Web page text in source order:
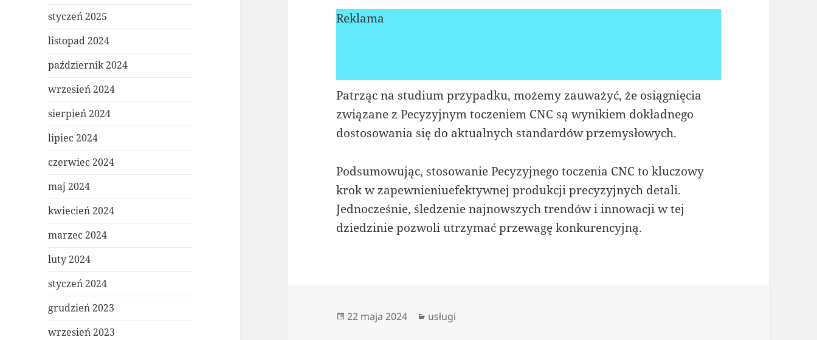
styczeń 2025
listopad 2024
październik 2024
wrzesień 2024
sierpień 2024
lipiec 2024
czerwiec 2024
maj 2024
kwiecień 2024
marzec 2024
luty 2024
styczeń 2024
grudzień 2023
wrzesień 2023
Reklama
Patrząc na studium przypadku, możemy zauważyć, że osiągnięcia
związane z Pecyzyjnym toczeniem CNC są wynikiem dokładnego
dostosowania się do aktualnych standardów przemysłowych.
Podsumowując, stosowanie Pecyzyjnego toczenia CNC to kluczowy
krok w zapewnieniuefektywnej produkcji precyzyjnych detali.
Jednocześnie, śledzenie najnowszych trendów i innowacji w tej
dziedzinie pozwoli utrzymać przewagę konkurencyjną.
Data
22 maja 2024 Kategorie
usługi